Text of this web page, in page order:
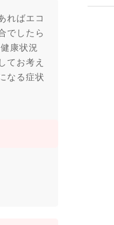
ればエコ
でしたら
康状況
てお考え
なる症状